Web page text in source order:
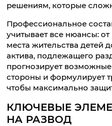
решениям, которые
Профессиональное
учитывает все нюансы:
места жительства детей
актива, подлежащего
прогнозирует
стороны и формулирует
чтобы максимально
КЛЮЧЕВЫЕ
НА РАЗВОД